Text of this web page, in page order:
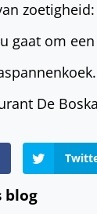
gaat om
De
blog